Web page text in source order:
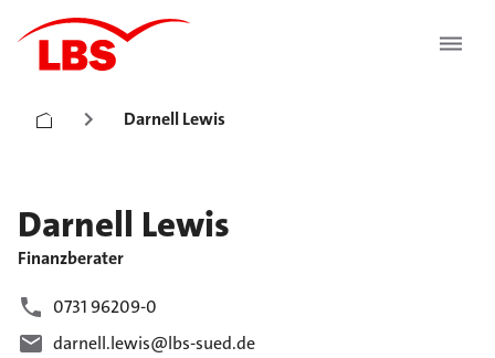
Darnell Lewis
Darnell Lewis
Finanzberater
0731 96209-0
darnell.lewis@lbs-sued.de